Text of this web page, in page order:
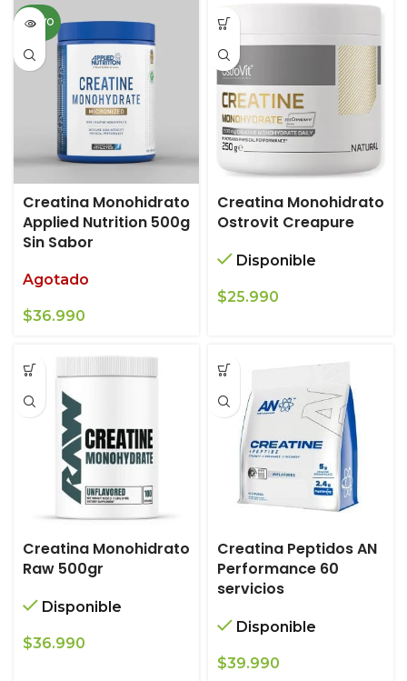
NUEVO
Creatina Monohidrato
Applied Nutrition 500g
Sin Sabor
Agotado
$36.990
Creatina Monohidrato
Ostrovit Creapure
Disponible
$25.990
Creatina Monohidrato
Raw 500gr
Disponible
$36.990
Creatina Peptidos AN
Performance 60
servicios
Disponible
$39.990